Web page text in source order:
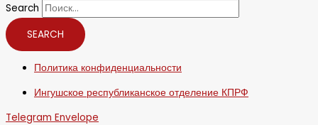
Search
SEARCH
Политика конфиденциальности
Ингушское республиканское отделение КПРФ
Telegram Envelope